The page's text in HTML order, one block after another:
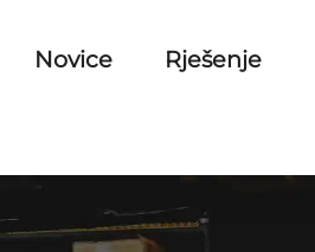
Novice Rješenje